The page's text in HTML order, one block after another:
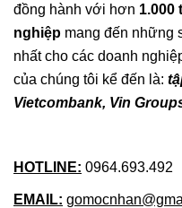
đồng hành với hơn 1.000
nghiệp mang đến những
nhất cho các doanh
của chúng tôi kể đến là:
Vietcombank, Vin
HOTLINE: 0964.693.492
EMAIL: